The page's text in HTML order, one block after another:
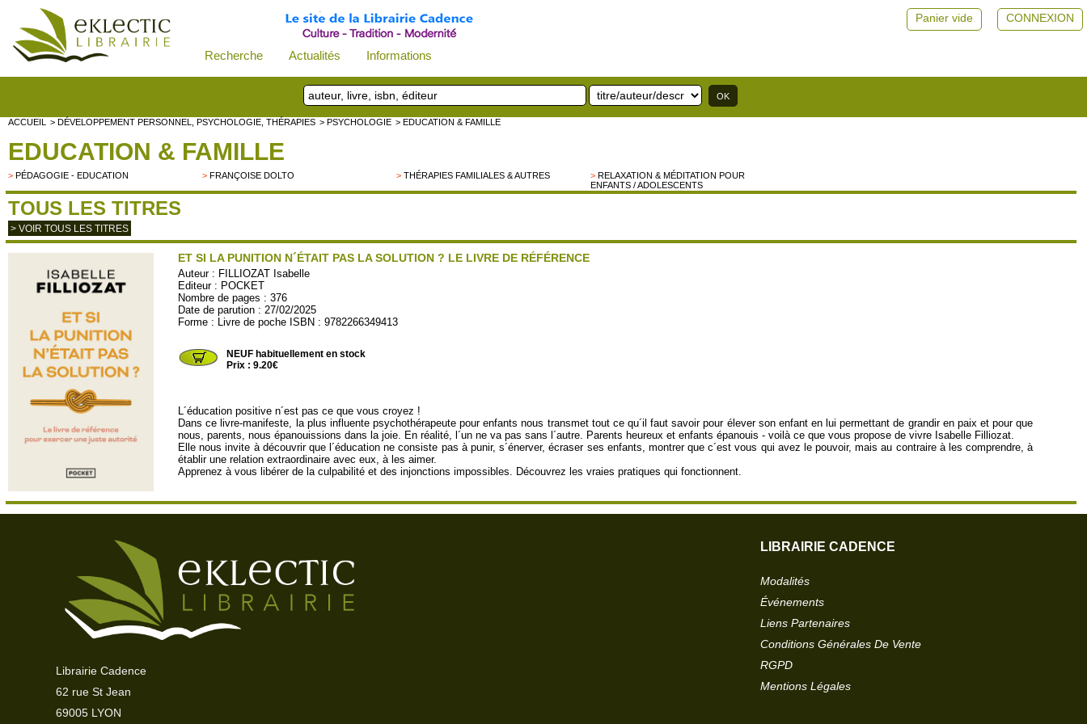
Recherche Actualités Informations
CONNEXION
Panier vide
ACCUEIL > DÉVELOPPEMENT PERSONNEL, PSYCHOLOGIE, THÉRAPIES > PSYCHOLOGIE > EDUCATION & FAMILLE
EDUCATION & FAMILLE
> PÉDAGOGIE - EDUCATION >FRANÇOISE DOLTO >THÉRAPIES FAMILIALES & AUTRES >RELAXATION & MÉDITATION POUR
ENFANTS / ADOLESCENTS
TOUS LES TITRES
> VOIR TOUS LES TITRES
ET SI LA PUNITION N´ÉTAIT PAS LA SOLUTION ? LE LIVRE DE RÉFÉRENCE
Auteur : FILLIOZAT Isabelle
Editeur : POCKET
Nombre de pages : 376
Date de parution : 27/02/2025
Forme : Livre de poche ISBN : 9782266349413
NEUF habituellement en stock
Prix : 9.20€
L´éducation positive n´est pas ce que vous croyez !
Dans ce livre-manifeste, la plus influente psychothérapeute pour enfants nous transmet tout ce qu´il faut savoir pour élever son enfant en lui permettant de grandir en paix et pour que
nous, parents, nous épanouissions dans la joie. En réalité, l´un ne va pas sans l´autre. Parents heureux et enfants épanouis - voilà ce que vous propose de vivre Isabelle Filliozat.
Elle nous invite à découvrir que l´éducation ne consiste pas à punir, s´énerver, écraser ses enfants, montrer que c´est vous qui avez le pouvoir, mais au contraire à les comprendre, à
établir une relation extraordinaire avec eux, à les aimer.
Apprenez à vous libérer de la culpabilité et des injonctions impossibles. Découvrez les vraies pratiques qui fonctionnent.
Librairie Cadence
62 rue St Jean
69005 LYON
LIBRAIRIE CADENCE
Modalités
Événements
Liens Partenaires
Conditions Générales De Vente
RGPD
Mentions Légales